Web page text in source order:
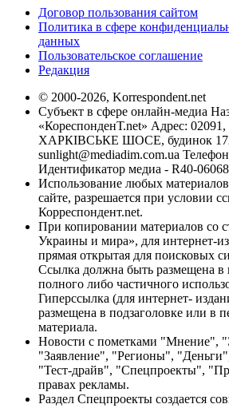
Договор пользования сайтом
Политика в сфере
данных
Пользовательское соглашение
Редакция
© 2000-2026, Korrespondent.net
Субъект в сфере онлайн-медиа
«КореспонденТ.net» Адрес: 02091,
ХАРКІВСЬКЕ ШОСЕ, будинок
sunlight@mediadim.com.ua
Идентификатор медиа - R40-06068
Использование любых
сайте, разрешается при условии
Корреспондент.net.
При копировании материалов со
Украины и мира», для интернет-
прямая открытая для поисковых
Ссылка должна быть размещена в
полного либо частичного
Гиперссылка (для интернет-
размещена в подзаголовке или в
материала.
Новости с пометками "Мнение",
"Заявление", "Регионы",
"Тест-драйв", "Спецпроекты",
правах рекламы.
Раздел Спецпроекты создается